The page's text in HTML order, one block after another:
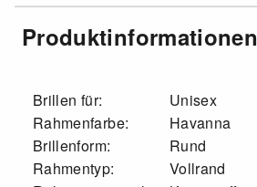
Produktinformationen
Brillen für:
Unisex
Rahmenfarbe:
Havanna
Brillenform:
Rund
Rahmentyp:
Vollrand